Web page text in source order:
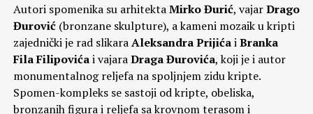
Autori spomenika su arhitektaMirko Đurić, vajarDrago
Đurović(bronzane skulpture), a kameni mozaik u kripti
zajednički je rad slikaraAleksandra PrijićaiBranka
Fila Filipovićai vajaraDraga Đurovića, koji je i autor
monumentalnog reljefa na spoljnjem zidu kripte.
Spomen-kompleks se sastoji od kripte, obeliska,
bronzanih figura i reljefa sa krovnom terasom i